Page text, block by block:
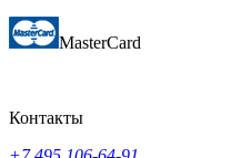
MasterCard
Контакты